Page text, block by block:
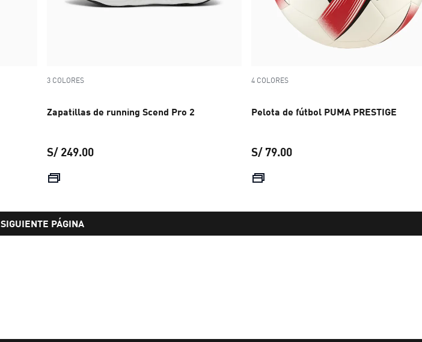
3 COLORES
Zapatillas de running Scend Pro 2
S/ 249.00
4 COLORES
Pelota de fútbol PUMA PRESTIGE
S/ 79.00
SIGUIENTE PÁGINA